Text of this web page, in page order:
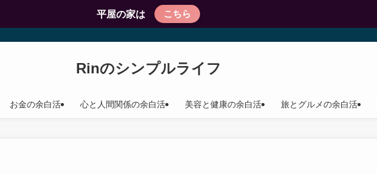
平屋の家は こちら
Rinのシンプルライフ
お金の余白活 心と人間関係の余白活 美容と健康の余白活 旅とグルメの余白活